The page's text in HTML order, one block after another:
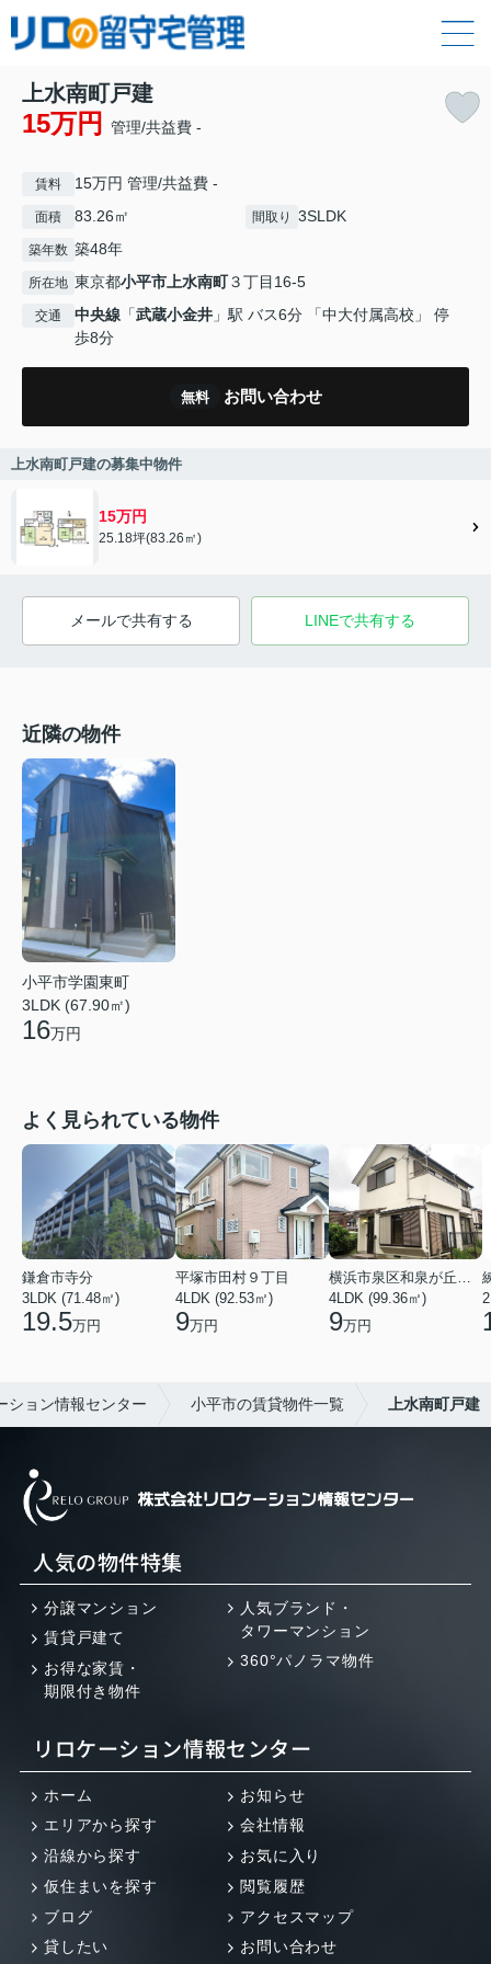
上水南町戸建
15万円 管理/共益費 -
賃料 15万円 管理/共益費 -
面積 83.26㎡ 間取り 3SLDK
築年数 築48年
所在地 東京都小平市 上水南町３丁目16-5
交通 中央線 「武蔵小金井 」駅 バス6分 「中大付属高校」 停
歩8分
無料 お問い合わせ
上水南町戸建の募集中物件
15万円
25.18坪(83.26㎡)
メールで共有する LINEで共有する
近隣の物件
小平市学園東町
3LDK (67.90㎡)
16万円
よく見られている物件
鎌倉市寺分
3LDK (71.48㎡)
19.5万円
平塚市田村９丁目
4LDK (92.53㎡)
9万円
横浜市泉区和泉が丘３丁目
4LDK (99.36㎡)
9万円
ション情報センター 小平市の賃貸物件一覧 上水南町戸建
人気の物件特集
分譲マンション
賃貸戸建て
お得な家賃・
期限付き物件
人気ブランド・
タワーマンション
360°パノラマ物件
リロケーション情報センター
ホーム
エリアから探す
沿線から探す
仮住まいを探す
ブログ
貸したい
お知らせ
会社情報
お気に入り
閲覧履歴
アクセスマップ
お問い合わせ